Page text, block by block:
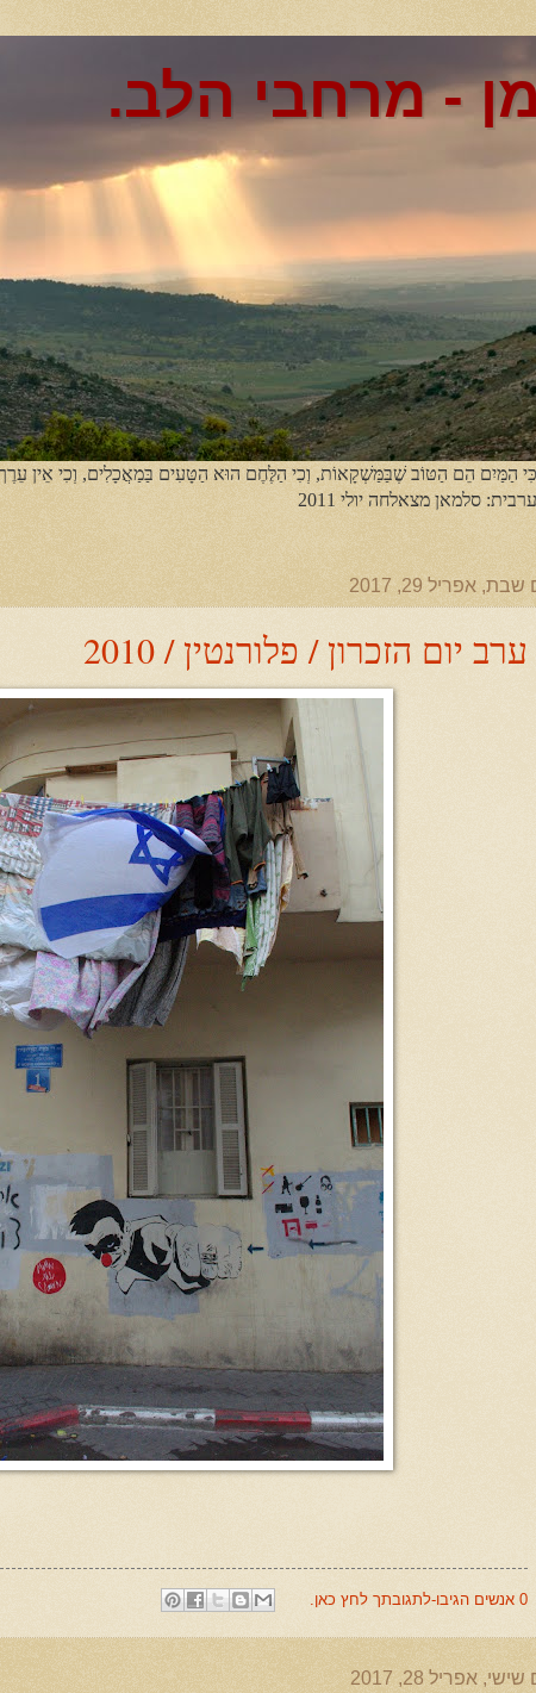
- מרחבי הלב.
הַמַּיִם הֵם הַטּוֹב שֶׁבַּמַּשְׁקָאוֹת, וְכִי הַלֶּחֶם הוּא הַטָּעִים בַּמַאֲכָלִים, וְכִי אֵין
סלמאן מצאלחה יולי 2011
שבת, אפריל 29, 2017
ערב יום הזכרון / פלורנטין / 2010
0 אנשים הגיבו-לתגובתך לחץ כאן.
שישי, אפריל 28, 2017